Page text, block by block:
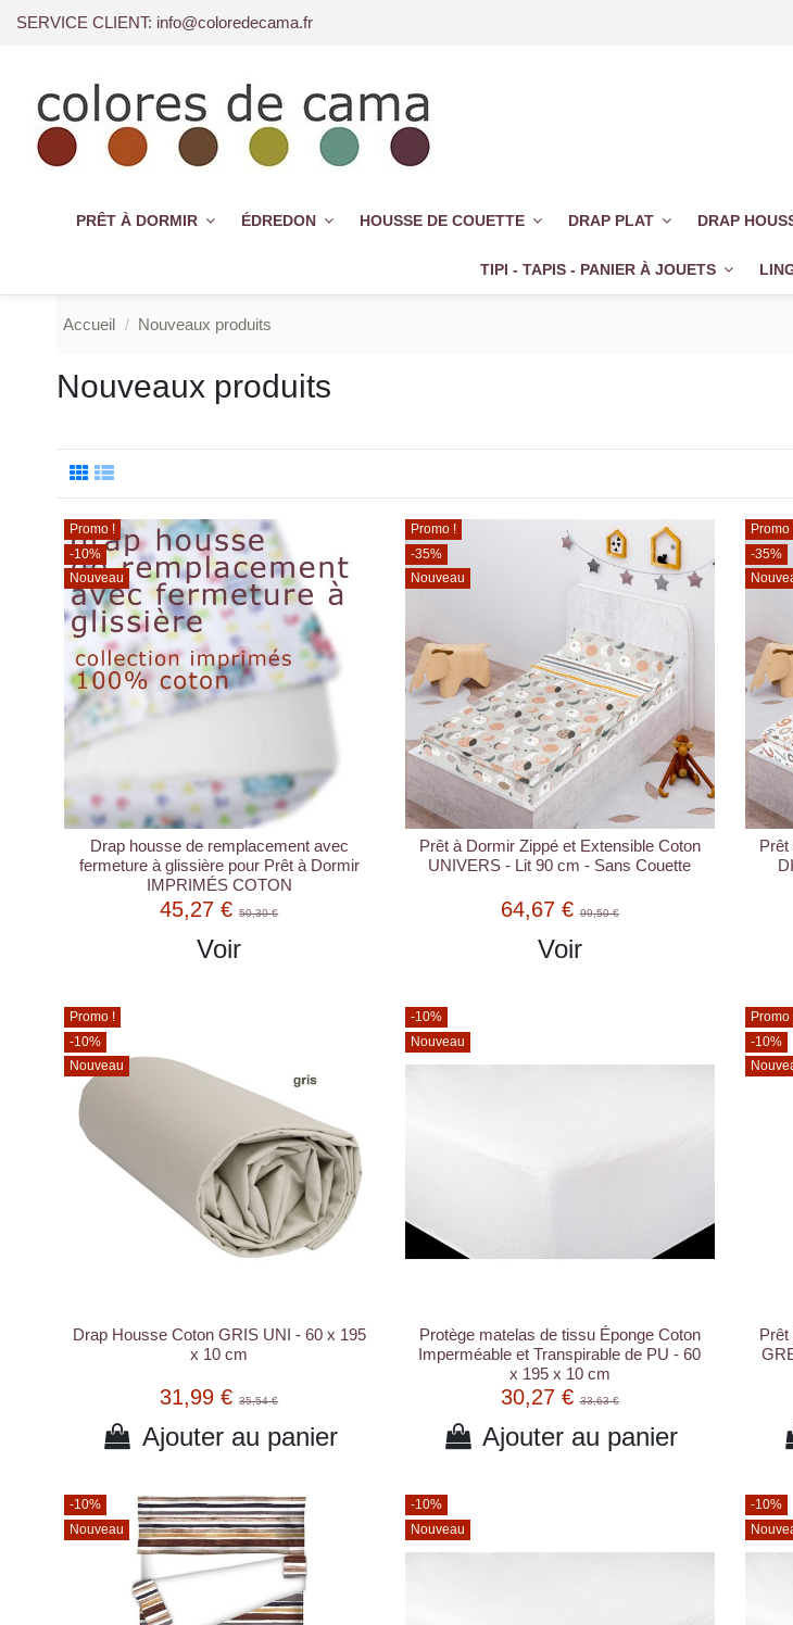
SERVICE CLIENT: info@coloredecama.fr
PRÊT À DORMIR ÉDREDON HOUSSE DE COUETTE DRAP PLAT DRAP
TIPI - TAPIS - PANIER À JOUETS
Accueil Nouveaux produits
Nouveaux produits
Promo !
-10%
Nouveau
Drap housse de remplacement avec
fermeture à glissière pour Prêt à Dormir
IMPRIMÉS COTON
45,27 €50,30 €
Voir
Promo !
-35%
Nouveau
Prêt à Dormir Zippé et Extensible Coton
UNIVERS - Lit 90 cm - Sans Couette
64,67 €99,50 €
Voir
Promo
-35%
Promo !
-10%
Nouveau
Drap Housse Coton GRIS UNI - 60 x 195
x 10 cm
31,99 €35,54 €
Ajouter au panier
-10%
Nouveau
Protège matelas de tissu Éponge Coton
Imperméable et Transpirable de PU - 60
x 195 x 10 cm
30,27 €33,63 €
Ajouter au panier
Promo
-10%
Prêt
-10%
Nouveau
-10%
Nouveau
-10%